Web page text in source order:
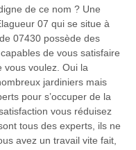
de ce nom ? Une
07 qui se situe à
07430 possède des
de vous satisfaire
vous voulez. Oui la
jardiniers mais
pour s’occuper de la
vous réduisez
tous des experts, ils ne
avez un travail vite fait,